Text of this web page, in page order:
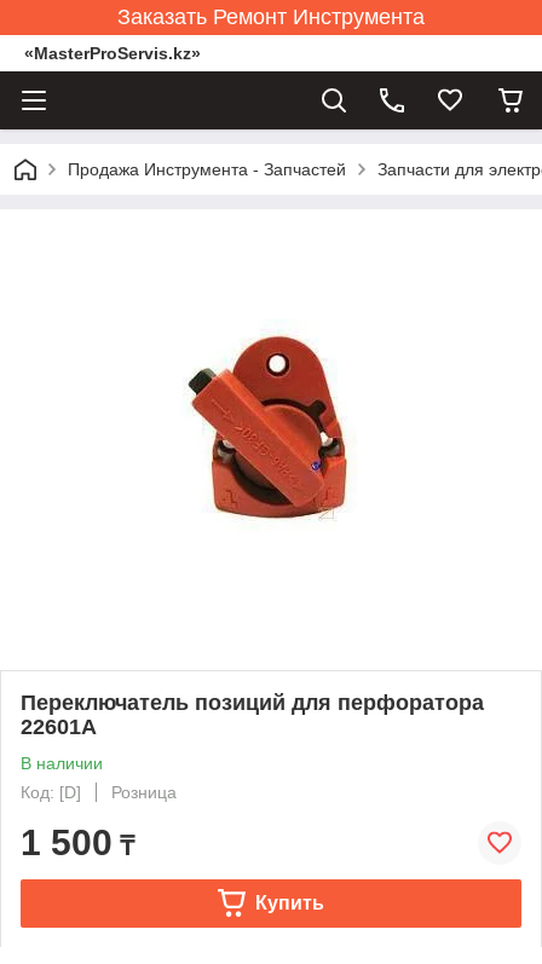
Заказать Ремонт Инструмента
«MasterProServis.kz»
Продажа Инструмента - Запчастей Запчасти для
Переключатель позиций для перфоратора
22601А
В наличии
Код: [D]
Розница
1 500 ₸
Купить